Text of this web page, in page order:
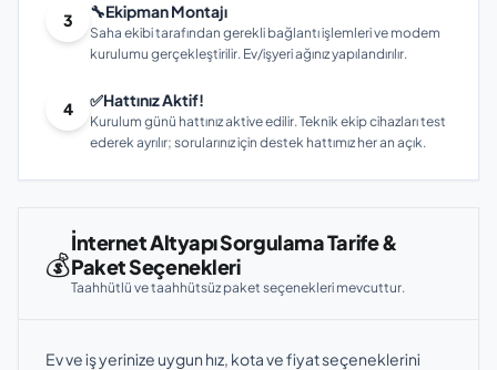
3 🔧Ekipman Montajı
Saha ekibi tarafından gerekli bağlantı işlemleri ve modem
kurulumu gerçekleştirilir. Ev/işyeri ağınız yapılandırılır.
4 ✅Hattınız Aktif!
Kurulum günü hattınız aktive edilir. Teknik ekip cihazları test
ederek ayrılır; sorularınız için destek hattımız her an açık.
💰
İnternet Altyapı Sorgulama Tarife &
Paket Seçenekleri
Taahhütlü ve taahhütsüz paket seçenekleri mevcuttur.
Ev ve iş yerinize uygun hız, kota ve fiyat seçeneklerini